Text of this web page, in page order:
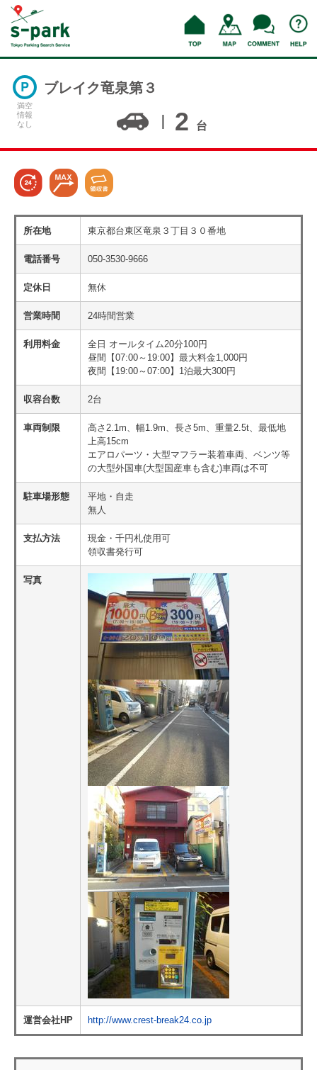
満空
情報
なし
ブレイク竜泉第３
2 台
所在地 東京都台東区竜泉３丁目３０番地
電話番号 050-3530-9666
定休日 無休
営業時間 24時間営業
利用料金
全日 オールタイム20分100円
昼間【07:00～19:00】最大料金1,000円
夜間【19:00～07:00】1泊最大300円
収容台数 2台
車両制限
高さ2.1m、幅1.9m、長さ5m、重量2.5t、最低地
上高15cm
エアロパーツ・大型マフラー装着車両、ベンツ等
の大型外国車(大型国産車も含む)車両は不可
駐車場形態
平地・自走
無人
支払方法
現金・千円札使用可
領収書発行可
写真
運営会社HP http://www.crest-break24.co.jp